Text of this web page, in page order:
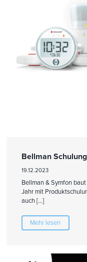
Bellman
19.12.2023
Bellman & Symfon
Jahr mit
auch […]
Mehr lesen